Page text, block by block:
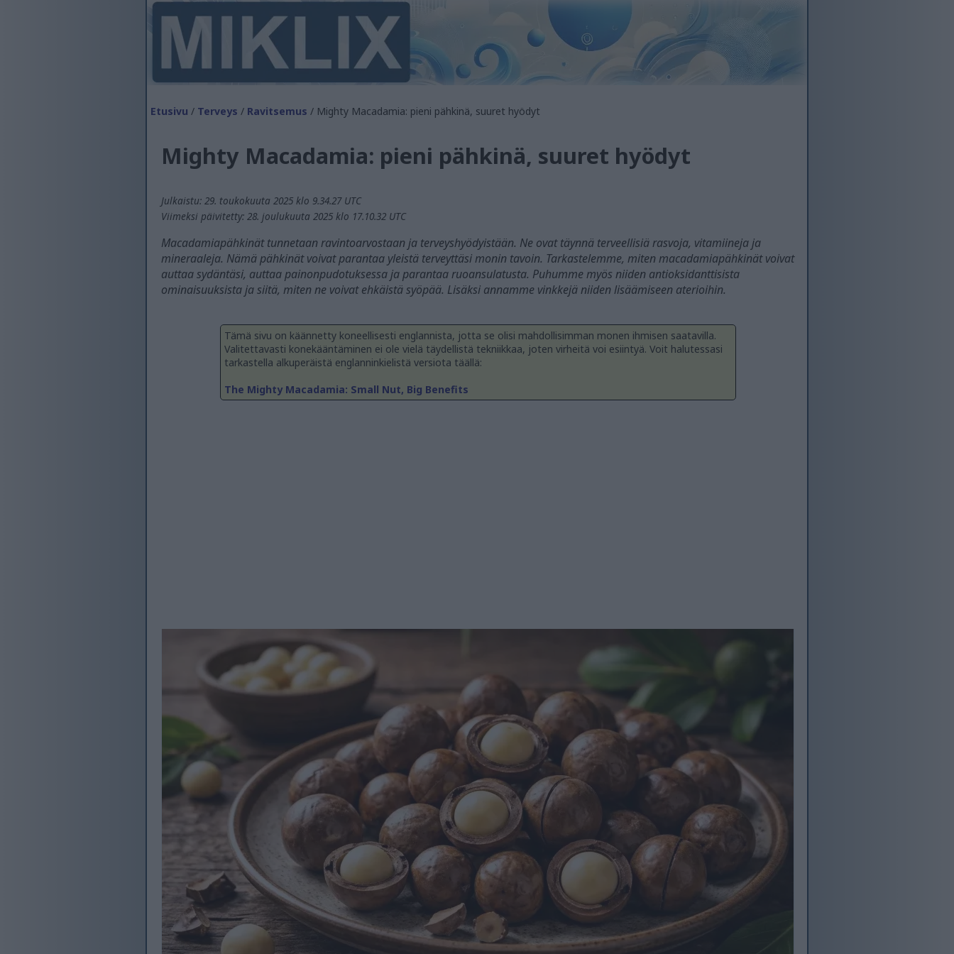
Etusivu / Terveys / Ravitsemus / Mighty Macadamia: pieni pähkinä, suuret hyödyt
Mighty Macadamia: pieni pähkinä, suuret hyödyt
Julkaistu: 29. toukokuuta 2025 klo 9.34.27 UTC
Viimeksi päivitetty: 28. joulukuuta 2025 klo 17.10.32 UTC
Macadamiapähkinät tunnetaan ravintoarvostaan ja terveyshyödyistään. Ne ovat täynnä terveellisiä rasvoja, vitamiineja ja
mineraaleja. Nämä pähkinät voivat parantaa yleistä terveyttäsi monin tavoin. Tarkastelemme, miten macadamiapähkinät voivat
auttaa sydäntäsi, auttaa painonpudotuksessa ja parantaa ruoansulatusta. Puhumme myös niiden antioksidanttisista
ominaisuuksista ja siitä, miten ne voivat ehkäistä syöpää. Lisäksi annamme vinkkejä niiden lisäämiseen aterioihin.
Tämä sivu on käännetty koneellisesti englannista, jotta se olisi mahdollisimman monen ihmisen saatavilla.
Valitettavasti konekääntäminen ei ole vielä täydellistä tekniikkaa, joten virheitä voi esiintyä. Voit halutessasi
tarkastella alkuperäistä englanninkielistä versiota täällä:
The Mighty Macadamia: Small Nut, Big Benefits